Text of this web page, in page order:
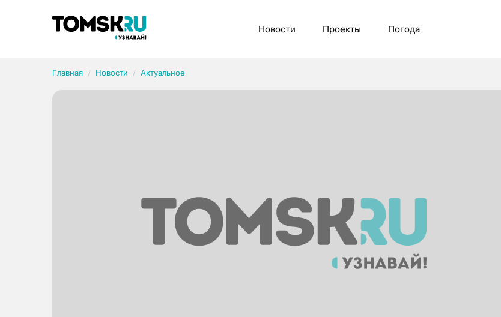
Новости Проекты Погода
Главная Новости Актуальное
Рубрики